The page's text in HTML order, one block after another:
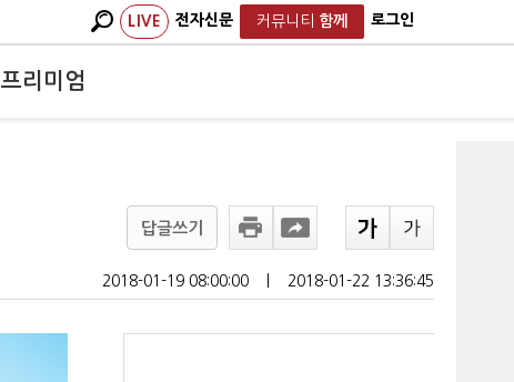
LIVE 전자신문 커뮤니티 함께 로그인
프리미엄
답글쓰기
2018-01-19 08:00:00 2018-01-22 13:36:45